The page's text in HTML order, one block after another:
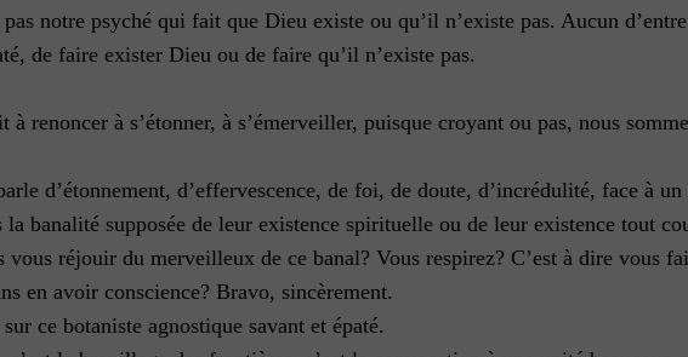
notre psyché qui fait que Dieu existe ou qu’il n’existe pas. Aucun
de faire exister Dieu ou de faire qu’il n’existe pas.
renoncer à s’étonner, à s’émerveiller, puisque croyant ou pas, nous
d’étonnement, d’effervescence, de foi, de doute, d’incrédulité, face à un
banalité supposée de leur existence spirituelle ou de leur existence tout
réjouir du merveilleux de ce banal? Vous respirez? C’est à dire vous
en avoir conscience? Bravo, sincèrement.
ce botaniste agnostique savant et épaté.